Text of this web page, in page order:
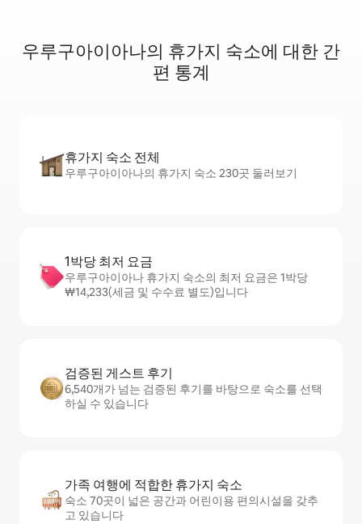
우루구아이아나의 휴가지 숙소에 대한 간
편 통계
휴가지 숙소 전체
우루구아이아나의 휴가지 숙소 230곳 둘러보기
1박당 최저 요금
우루구아이아나 휴가지 숙소의 최저 요금은 1박당
₩14,233(세금 및 수수료 별도)입니다
검증된 게스트 후기
6,540개가 넘는 검증된 후기를 바탕으로 숙소를 선택
하실 수 있습니다
가족 여행에 적합한 휴가지 숙소
숙소 70곳이 넓은 공간과 어린이용 편의시설을 갖추
고 있습니다